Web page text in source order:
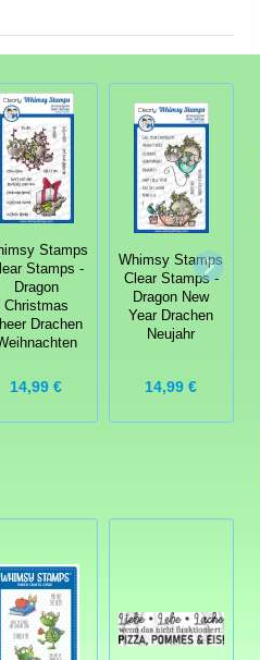
Stamps
Stamps -
Dragon
Christmas
Drachen
14,99 €
Whimsy Stamps
Clear Stamps -
Dragon New
Year Drachen
Neujahr
14,99 €